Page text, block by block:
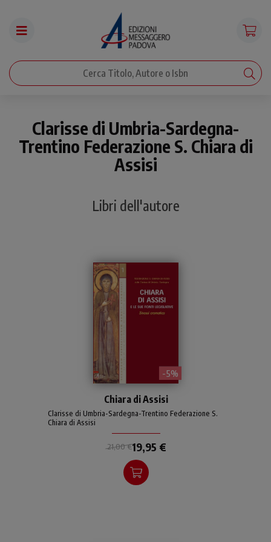
Clarisse di Umbria-Sardegna-
Trentino Federazione S. Chiara di
Assisi
Libri dell'autore
- 5%
scritto da Chiara per le sue
monache viene accostato
alle fonti da cui la santa ha
ciascuna fonte con un
proprio colore.
Chiara di Assisi
Clarisse di Umbria-Sardegna-Trentino Federazione S.
Chiara di Assisi
21,00 €19,95 €